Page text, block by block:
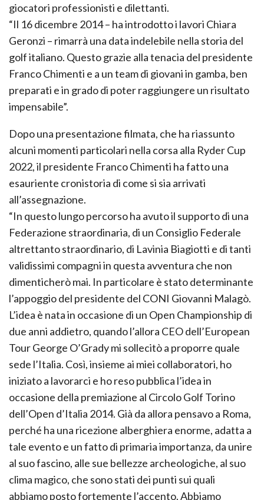
giocatori professionisti e dilettanti.
“Il 16 dicembre 2014 – ha introdotto i lavori Chiara
Geronzi – rimarrà una data indelebile nella storia del
golf italiano. Questo grazie alla tenacia del presidente
Franco Chimenti e a un team di giovani in gamba, ben
preparati e in grado di poter raggiungere un risultato
impensabile”.
Dopo una presentazione filmata, che ha riassunto
alcuni momenti particolari nella corsa alla Ryder Cup
2022, il presidente Franco Chimenti ha fatto una
esauriente cronistoria di come si sia arrivati
all’assegnazione.
“In questo lungo percorso ha avuto il supporto di una
Federazione straordinaria, di un Consiglio Federale
altrettanto straordinario, di Lavinia Biagiotti e di tanti
validissimi compagni in questa avventura che non
dimenticherò mai. In particolare è stato determinante
l’appoggio del presidente del CONI Giovanni Malagò.
L’idea è nata in occasione di un Open Championship di
due anni addietro, quando l’allora CEO dell’European
Tour George O’Grady mi sollecitò a proporre quale
sede l’Italia. Così, insieme ai miei collaboratori, ho
iniziato a lavorarci e ho reso pubblica l’idea in
occasione della premiazione al Circolo Golf Torino
dell’Open d’Italia 2014. Già da allora pensavo a Roma,
perché ha una ricezione alberghiera enorme, adatta a
tale evento e un fatto di primaria importanza, da unire
al suo fascino, alle sue bellezze archeologiche, al suo
clima magico, che sono stati dei punti sui quali
abbiamo posto fortemente l’accento. Abbiamo